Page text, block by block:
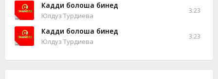
Кадди болоша бинед
Юлдуз Турдиева
3:23
Кадди болоша бинед
Юлдуз Турдиева
3:23